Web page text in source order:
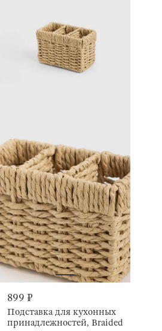
899 ₽
Подставка для кухонных
принадлежностей, Braided